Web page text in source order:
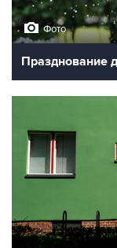
Фото
Празднование